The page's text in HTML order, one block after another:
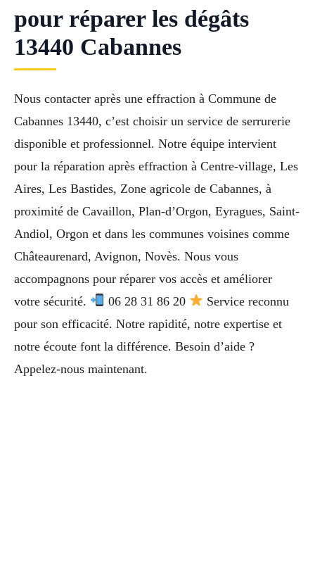
pour réparer les dégâts
13440 Cabannes
Nous contacter après une effraction à Commune de
Cabannes 13440, c’est choisir un service de serrurerie
disponible et professionnel. Notre équipe intervient
pour la réparation après effraction à Centre-village, Les
Aires, Les Bastides, Zone agricole de Cabannes, à
proximité de Cavaillon, Plan-d’Orgon, Eyragues, Saint-
Andiol, Orgon et dans les communes voisines comme
Châteaurenard, Avignon, Novès. Nous vous
accompagnons pour réparer vos accès et améliorer
votre sécurité.
06 28 31 86 20
Service reconnu
pour son efficacité. Notre rapidité, notre expertise et
notre écoute font la différence. Besoin d’aide ?
Appelez-nous maintenant.